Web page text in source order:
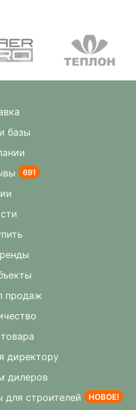
базы
691
продаж
директору
дилеров
для строителей
НОВОЕ!